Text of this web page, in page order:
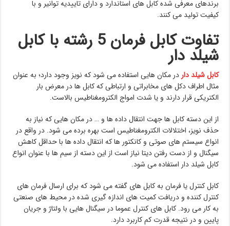
برندهای معرفی شده کابل های استاندارد و دارای تاییدیه توانیر و با
کیفیت تولید می کنند.
تفاوت کابل فرمان 5 رشته با کابل
شیلد دار
کابل شیلد دار در مکان هایی استفاده می شود که نویز وجود دارد؛ به عنوان
مثال اطراف دکل های مخابراتی و ارتباطی که کابل ها در معرض بار
الکتریکی قرار دارند و یا شدت امواج الکترومغناطیس بالاست.
از این دسته کابل ها جهت انتقال داده ها و … در مکان هایی که نیاز به
حذف نویز، اختلالات الکترومغناطیس است بهره برده می شود. در واقع در
انواع سیستم های صوتی و کانکتور ها که انتقال داده ها با حداقل کاهش
سیگنال و از دست رفتن دیتا نیاز است از این دسته از سیم ها با عنوان انواع
کابل شیلد دار استفاده می شود.
کابل کنترل یا فرمان به کابل های گفته می شود که برای ارسال فرمان های
کنترل کننده و دریافت کمیت های اندازه گیری شده در محیط های صنعتی
به کار می رود. کابل های کنترل عموما در سیگنال هایی با ولتاژ و جریان
پایین و در نتیجه قدرت کم کاربرد دارد.